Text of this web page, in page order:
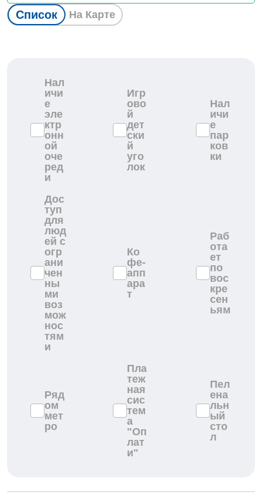
Список На Карте
Нал
ичи
е
эле
ктр
онн
ой
оче
ред
и
Игр
ово
й
дет
ски
й
уго
лок
Нал
ичи
е
пар
ков
ки
Дос
туп
для
люд
ей с
огр
ани
чен
ны
ми
воз
мож
нос
тям
и
Ко
фе-
апп
ара
т
Раб
ота
ет
по
вос
кре
сен
ьям
Ряд
ом
мет
ро
Пла
теж
ная
сис
тем
а
"Оп
лат
и"
Пел
ена
льн
ый
сто
л